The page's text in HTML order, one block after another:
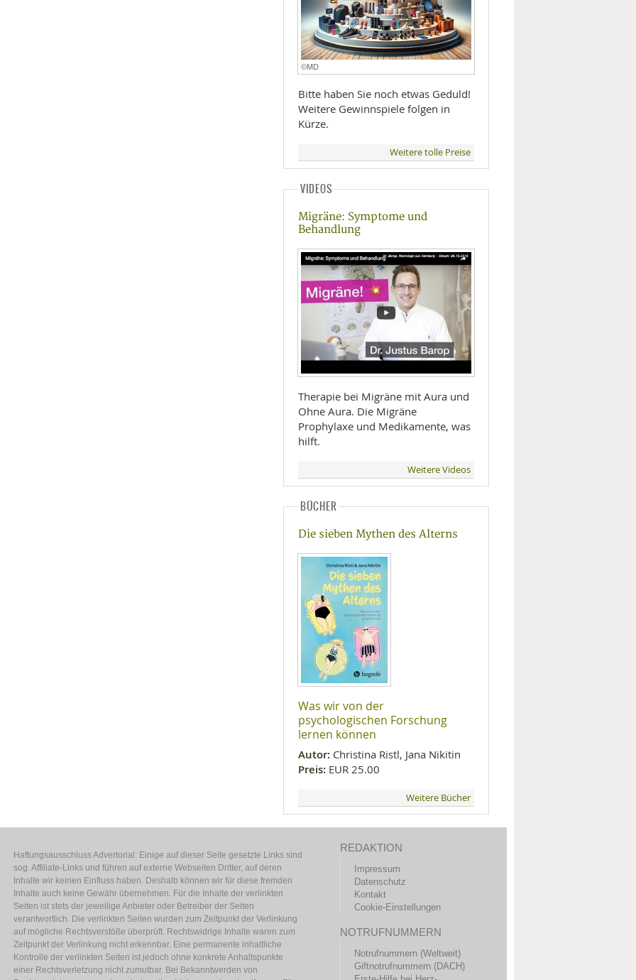
©MD
Bitte haben Sie noch etwas Geduld!
Weitere Gewinnspiele folgen in
Kürze.
Weitere tolle Preise
VIDEOS
Migräne: Symptome und
Behandlung
Therapie bei Migräne mit Aura und
Ohne Aura. Die Migräne
Prophylaxe und Medikamente, was
hilft.
Weitere Videos
BÜCHER
Die sieben Mythen des Alterns
Was wir von der
psychologischen Forschung
lernen können
Autor: Christina Ristl, Jana Nikitin
Preis: EUR 25.00
Weitere Bücher
Haftungsausschluss Advertorial: Einige auf dieser Seite gesetzte Links sind
sog. Affiliate-Links und führen auf externe Webseiten Dritter, auf deren
Inhalte wir keinen Einfluss haben. Deshalb können wir für diese fremden
Inhalte auch keine Gewähr übernehmen. Für die Inhalte der verlinkten
Seiten ist stets der jeweilige Anbieter oder Betreiber der Seiten
verantwortlich. Die verlinkten Seiten wurden zum Zeitpunkt der Verlinkung
auf mögliche Rechtsverstöße überprüft. Rechtswidrige Inhalte waren zum
Zeitpunkt der Verlinkung nicht erkennbar. Eine permanente inhaltliche
Kontrolle der verlinkten Seiten ist jedoch ohne konkrete Anhaltspunkte
einer Rechtsverletzung nicht zumutbar. Bei Bekanntwerden von
REDAKTION
Impressum
Datenschutz
Kontakt
Cookie-Einstellungen
NOTRUFNUMMERN
Notrufnummern (Weltweit)
Giftnotrufnummern (DACH)